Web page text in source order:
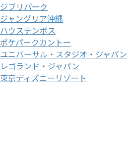
ジブリパーク
ジャングリア沖縄
ハウステンボス
ポケパークカントー
ユニバーサル・スタジオ・ジャパン
レゴランド・ジャパン
東京ディズニーリゾート